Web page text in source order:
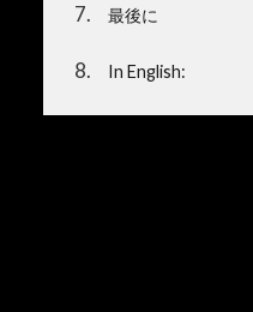
7 最後に
8 In English: